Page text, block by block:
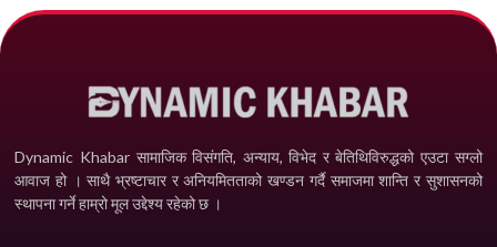
Dynamic Khabar सामाजिक विसंगति, अन्याय, विभेद­ र बेतिथिविरुद्धको एउटा सग्लो
आवाज हो । साथै भ्रष्टाचार र अनियमितताको खण्डन गर्दै समाजमा शान्ति र सुशासनको
स्थापना गर्ने हाम्रो मूल उद्देश्य रहेको छ ।